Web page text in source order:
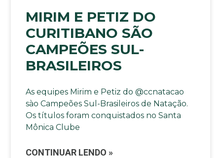
MIRIM E PETIZ DO
CURITIBANO SÃO
CAMPEÕES SUL-
BRASILEIROS
As equipes Mirim e Petiz do @ccnatacao
sào Campeões Sul-Brasileiros de Natação.
Os títulos foram conquistados no Santa
Mônica Clube
CONTINUAR LENDO »